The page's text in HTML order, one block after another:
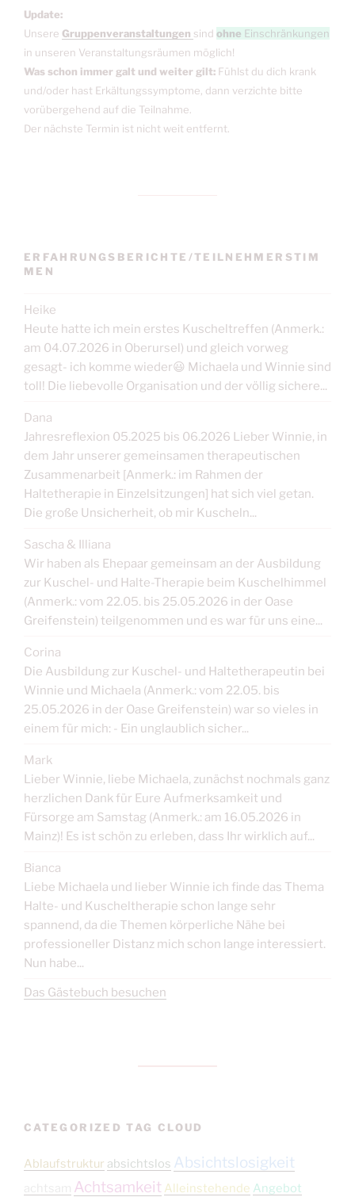
Update:
Unsere Gruppenveranstaltungen sind ohne Einschränkungen
in unseren Veranstaltungsräumen möglich!
Was schon immer galt und weiter gilt: Fühlst du dich krank
und/oder hast Erkältungssymptome, dann verzichte bitte
vorübergehend auf die Teilnahme.
Der nächste Termin ist nicht weit entfernt.
ERFAHRUNGSBERICHTE/TEILNEHMERSTIM
MEN
Heike
Heute hatte ich mein erstes Kuscheltreffen (Anmerk.:
am 04.07.2026 in Oberursel) und gleich vorweg
gesagt- ich komme wieder😃 Michaela und Winnie sind
toll! Die liebevolle Organisation und der völlig sichere...
Dana
Jahresreflexion 05.2025 bis 06.2026 Lieber Winnie, in
dem Jahr unserer gemeinsamen therapeutischen
Zusammenarbeit [Anmerk.: im Rahmen der
Haltetherapie in Einzelsitzungen] hat sich viel getan.
Die große Unsicherheit, ob mir Kuscheln...
Sascha & Illiana
Wir haben als Ehepaar gemeinsam an der Ausbildung
zur Kuschel- und Halte-Therapie beim Kuschelhimmel
(Anmerk.: vom 22.05. bis 25.05.2026 in der Oase
Greifenstein) teilgenommen und es war für uns eine...
Corina
Die Ausbildung zur Kuschel- und Haltetherapeutin bei
Winnie und Michaela (Anmerk.: vom 22.05. bis
25.05.2026 in der Oase Greifenstein) war so vieles in
einem für mich: - Ein unglaublich sicher...
Mark
Lieber Winnie, liebe Michaela, zunächst nochmals ganz
herzlichen Dank für Eure Aufmerksamkeit und
Fürsorge am Samstag (Anmerk.: am 16.05.2026 in
Mainz)! Es ist schön zu erleben, dass Ihr wirklich auf...
Bianca
Liebe Michaela und lieber Winnie ich finde das Thema
Halte- und Kuscheltherapie schon lange sehr
spannend, da die Themen körperliche Nähe bei
professioneller Distanz mich schon lange interessiert.
Nun habe...
Das Gästebuch besuchen
CATEGORIZED TAG CLOUD
Ablaufstruktur absichtslos Absichtslosigkeit
Achtsamkeit Alleinstehende Angebot